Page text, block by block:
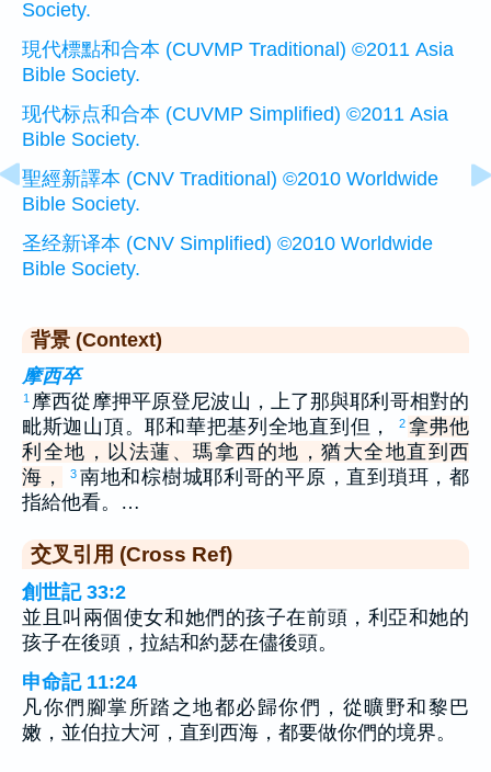
Society.
現代標點和合本 (CUVMP Traditional) ©2011 Asia
Bible Society.
现代标点和合本 (CUVMP Simplified) ©2011 Asia
Bible Society.
聖經新譯本 (CNV Traditional) ©2010 Worldwide
Bible Society.
圣经新译本 (CNV Simplified) ©2010 Worldwide
Bible Society.
背景 (Context)
摩西卒
1 摩西從摩押平原登尼波山，上了那與耶利哥相對的
毗斯迦山頂。耶和華把基列全地直到但，
2 拿弗他
利全地，以法蓮、瑪拿西的地，猶大全地直到西
海，
3 南地和棕樹城耶利哥的平原，直到瑣珥，都
指給他看。…
交叉引用 (Cross Ref)
創世記 33:2
並且叫兩個使女和她們的孩子在前頭，利亞和她的
孩子在後頭，拉結和約瑟在儘後頭。
申命記 11:24
凡你們腳掌所踏之地都必歸你們，從曠野和黎巴
嫩，並伯拉大河，直到西海，都要做你們的境界。